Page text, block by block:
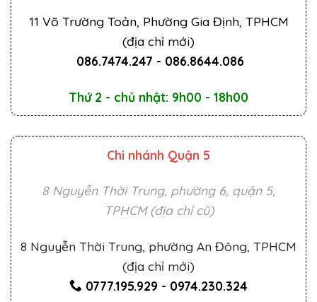
11 Võ Trường Toản, Phường Gia Định, TPHCM
(địa chỉ mới)
086.7474.247 - 086.8644.086
Thứ 2 - chủ nhật: 9h00 - 18h00
Chi nhánh Quận 5
8 Nguyễn Thời Trung, phường 6, quận 5,
TPHCM (địa chỉ cũ)
8 Nguyễn Thời Trung, phường An Đông, TPHCM
(địa chỉ mới)
0777.195.929 - 0974.230.324